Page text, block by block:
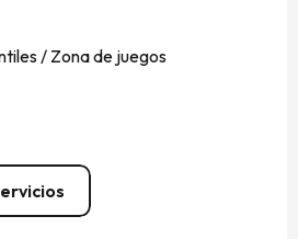
/ Zona de juegos